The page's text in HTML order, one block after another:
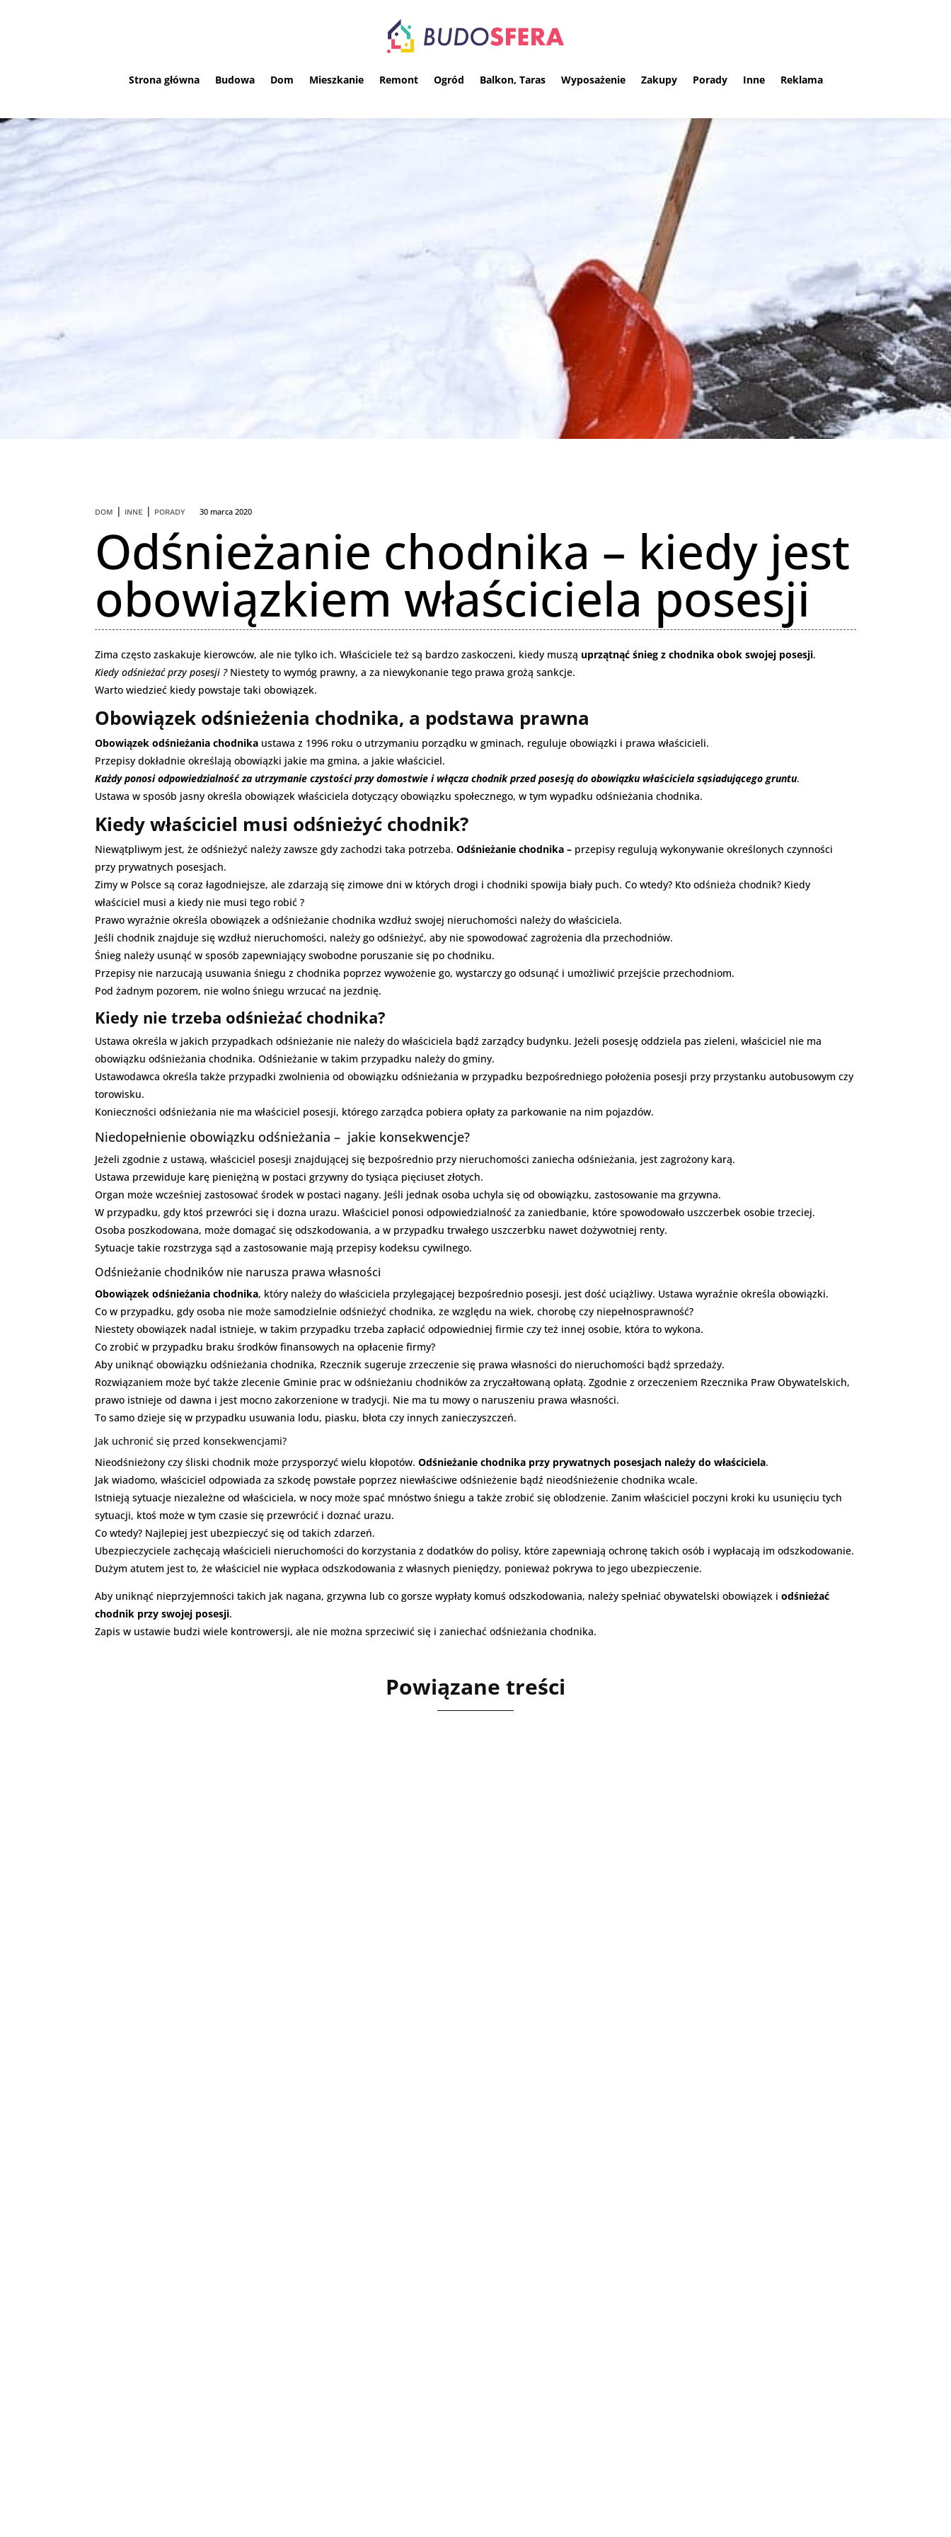
Strona główna Budowa Dom Mieszkanie Remont Ogród Balkon, Taras Wyposażenie Zakupy Porady Inne Reklama
DOM | INNE | PORADY 30 marca 2020
Odśnieżanie chodnika – kiedy jest
obowiązkiem właściciela posesji
Zima często zaskakuje kierowców, ale nie tylko ich. Właściciele też są bardzo zaskoczeni, kiedy muszą uprzątnąć śnieg z chodnika obok swojej posesji.
Kiedy odśnieżać przy posesji ?Niestety to wymóg prawny, a za niewykonanie tego prawa grożą sankcje.
Warto wiedzieć kiedy powstaje taki obowiązek.
Obowiązek odśnieżenia chodnika, a podstawa prawna
Obowiązek odśnieżania chodnika ustawa z 1996 roku o utrzymaniu porządku w gminach, reguluje obowiązki i prawa właścicieli.
Przepisy dokładnie określają obowiązki jakie ma gmina, a jakie właściciel.
Każdy ponosi odpowiedzialność za utrzymanie czystości przy domostwie i włącza chodnik przed posesją do obowiązku właściciela sąsiadującego gruntu.
Ustawa w sposób jasny określa obowiązek właściciela dotyczący obowiązku społecznego, w tym wypadku odśnieżania chodnika.
Kiedy właściciel musi odśnieżyć chodnik?
Niewątpliwym jest, że odśnieżyć należy zawsze gdy zachodzi taka potrzeba.Odśnieżanie chodnika – przepisy regulują wykonywanie określonych czynności
przy prywatnych posesjach.
Zimy w Polsce są coraz łagodniejsze, ale zdarzają się zimowe dni w których drogi i chodniki spowija biały puch. Co wtedy? Kto odśnieża chodnik? Kiedy
właściciel musi a kiedy nie musi tego robić ?
Prawo wyraźnie określa obowiązek a odśnieżanie chodnika wzdłuż swojej nieruchomości należy do właściciela.
Jeśli chodnik znajduje się wzdłuż nieruchomości, należy go odśnieżyć, aby nie spowodować zagrożenia dla przechodniów.
Śnieg należy usunąć w sposób zapewniający swobodne poruszanie się po chodniku.
Przepisy nie narzucają usuwania śniegu z chodnika poprzez wywożenie go, wystarczy go odsunąć i umożliwić przejście przechodniom.
Pod żadnym pozorem, nie wolno śniegu wrzucać na jezdnię.
Kiedy nie trzeba odśnieżać chodnika?
Ustawa określa w jakich przypadkach odśnieżanie nie należy do właściciela bądź zarządcy budynku. Jeżeli posesję oddziela pas zieleni, właściciel nie ma
obowiązku odśnieżania chodnika. Odśnieżanie w takim przypadku należy do gminy.
Ustawodawca określa także przypadki zwolnienia od obowiązku odśnieżania w przypadku bezpośredniego położenia posesji przy przystanku autobusowym czy
torowisku.
Konieczności odśnieżania nie ma właściciel posesji, którego zarządca pobiera opłaty za parkowanie na nim pojazdów.
Niedopełnienie obowiązku odśnieżania – jakie konsekwencje?
Jeżeli zgodnie z ustawą, właściciel posesji znajdującej się bezpośrednio przy nieruchomości zaniecha odśnieżania, jest zagrożony karą.
Ustawa przewiduje karę pieniężną w postaci grzywny do tysiąca pięciuset złotych.
Organ może wcześniej zastosować środek w postaci nagany. Jeśli jednak osoba uchyla się od obowiązku, zastosowanie ma grzywna.
W przypadku, gdy ktoś przewróci się i dozna urazu. Właściciel ponosi odpowiedzialność za zaniedbanie, które spowodowało uszczerbek osobie trzeciej.
Osoba poszkodowana, może domagać się odszkodowania, a w przypadku trwałego uszczerbku nawet dożywotniej renty.
Sytuacje takie rozstrzyga sąd a zastosowanie mają przepisy kodeksu cywilnego.
Odśnieżanie chodników nie narusza prawa własności
Obowiązek odśnieżania chodnika, który należy do właściciela przylegającej bezpośrednio posesji, jest dość uciążliwy. Ustawa wyraźnie określa obowiązki.
Co w przypadku, gdy osoba nie może samodzielnie odśnieżyć chodnika, ze względu na wiek, chorobę czy niepełnosprawność?
Niestety obowiązek nadal istnieje, w takim przypadku trzeba zapłacić odpowiedniej firmie czy też innej osobie, która to wykona.
Co zrobić w przypadku braku środków finansowych na opłacenie firmy?
Aby uniknąć obowiązku odśnieżania chodnika, Rzecznik sugeruje zrzeczenie się prawa własności do nieruchomości bądź sprzedaży.
Rozwiązaniem może być także zlecenie Gminie prac w odśnieżaniu chodników za zryczałtowaną opłatą. Zgodnie z orzeczeniem Rzecznika Praw Obywatelskich,
prawo istnieje od dawna i jest mocno zakorzenione w tradycji. Nie ma tu mowy o naruszeniu prawa własności.
To samo dzieje się w przypadku usuwania lodu, piasku, błota czy innych zanieczyszczeń.
Jak uchronić się przed konsekwencjami?
Nieodśnieżony czy śliski chodnik może przysporzyć wielu kłopotów.Odśnieżanie chodnika przy prywatnych posesjach należy do właściciela.
Jak wiadomo, właściciel odpowiada za szkodę powstałe poprzez niewłaściwe odśnieżenie bądź nieodśnieżenie chodnika wcale.
Istnieją sytuacje niezależne od właściciela, w nocy może spać mnóstwo śniegu a także zrobić się oblodzenie. Zanim właściciel poczyni kroki ku usunięciu tych
sytuacji, ktoś może w tym czasie się przewrócić i doznać urazu.
Co wtedy? Najlepiej jest ubezpieczyć się od takich zdarzeń.
Ubezpieczyciele zachęcają właścicieli nieruchomości do korzystania z dodatków do polisy, które zapewniają ochronę takich osób i wypłacają im odszkodowanie.
Dużym atutem jest to, że właściciel nie wypłaca odszkodowania z własnych pieniędzy, ponieważ pokrywa to jego ubezpieczenie.
Aby uniknąć nieprzyjemności takich jak nagana, grzywna lub co gorsze wypłaty komuś odszkodowania, należy spełniać obywatelski obowiązek iodśnieżać
chodnik przy swojej posesji.
Zapis w ustawie budzi wiele kontrowersji, ale nie można sprzeciwić się i zaniechać odśnieżania chodnika.
Powiązane treści